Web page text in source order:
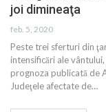
joi dimineaţa
feb. 5, 2020
Peste trei sferturi din
intensificări ale
prognoza publicată de
Judeţele afectate de…